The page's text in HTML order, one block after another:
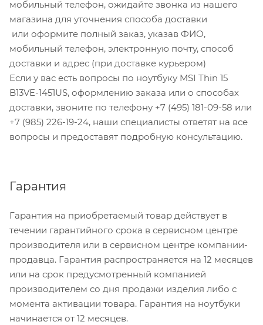
мобильный телефон, ожидайте звонка из нашего
магазина для уточнения способа доставки
или оформите полный заказ, указав ФИО,
мобильный телефон, электронную почту, способ
доставки и адрес (при доставке курьером)
Если у вас есть вопросы по ноутбуку MSI Thin 15
B13VE-1451US, оформлению заказа или о способах
доставки, звоните по телефону +7 (495) 181-09-58 или
+7 (985) 226-19-24, наши специалисты ответят на все
вопросы и предоставят подробную консультацию.
Гарантия
Гарантия на приобретаемый товар действует в
течении гарантийного срока в сервисном центре
производителя или в сервисном центре компании-
продавца. Гарантия распространяется на 12 месяцев
или на срок предусмотренный компанией
производителем со дня продажи изделия либо с
момента активации товара. Гарантия на ноутбуки
начинается от 12 месяцев.